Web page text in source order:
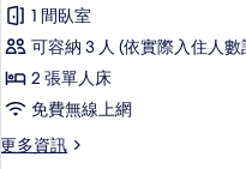
有
相
片
人
床
的
詳
情
客
房,
2
張
單
1 間臥室
可容納 3 人 (依實際入住人數
2 張單人床
免費無線上網
更多資訊
更